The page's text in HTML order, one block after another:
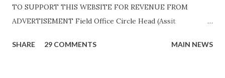
TO SUPPORT THIS WEBSITE FOR REVENUE FROM
ADVERTISEMENT Field Office Circle Head (Assit
AHMEDNAGAR A.T. RATHOD (7045757882) 19C,
SHARE 29 COMMENTS MAIN NEWS